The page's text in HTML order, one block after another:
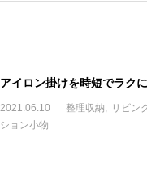
アイロン掛けを時短でラク
2021.06.10 整理収納
リビン
ション小物